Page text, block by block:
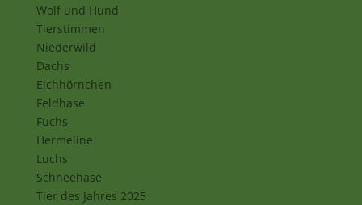
Wolf und Hund
Tierstimmen
Niederwild
Dachs
Eichhörnchen
Feldhase
Fuchs
Hermeline
Luchs
Schneehase
Tier des Jahres 2025